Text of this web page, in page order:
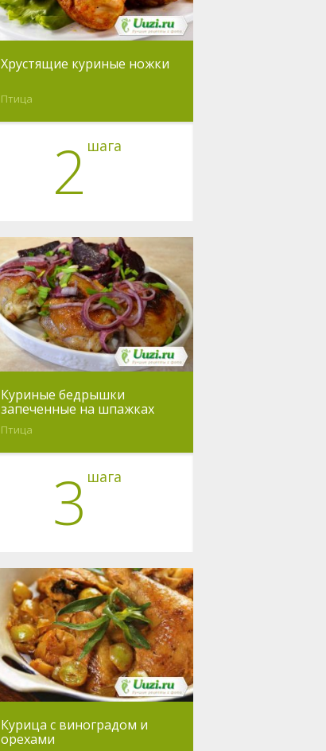
Хрустящие куриные ножки
Птица
2 шага
Куриные бедрышки
запеченные на шпажках
Птица
3 шага
Курица с виноградом и
орехами